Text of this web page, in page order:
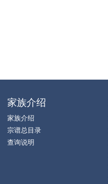
家族介绍
家族介绍
宗谱总目录
查询说明